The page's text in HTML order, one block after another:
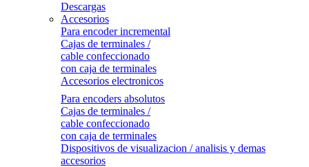
Descargas
Accesorios
Para encoder incremental
Cajas de terminales /
cable confeccionado
con caja de terminales
Accesorios electronicos
Para encoders absolutos
Cajas de terminales /
cable confeccionado
con caja de terminales
Dispositivos de visualizacion / analisis y demas
accesorios